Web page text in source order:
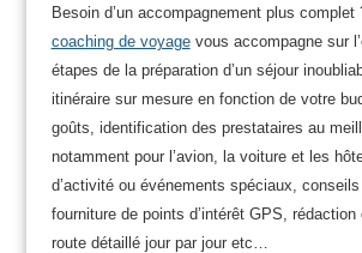
Besoin d’un accompagnement plus complet
coaching de voyagevous accompagne sur
étapes de la préparation d’un séjour
itinéraire sur mesure en fonction de votre
goûts, identification des prestataires au
notamment pour l’avion, la voiture et les
d’activité ou événements spéciaux, conseils
fourniture de points d’intérêt GPS, rédaction
route détaillé jour par jour etc…